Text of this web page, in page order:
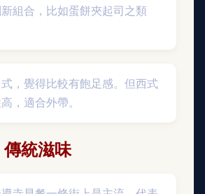
組合，比如蛋餅夾起司之類
，覺得比較有飽足感。但西式
，適合外帶。
統滋味